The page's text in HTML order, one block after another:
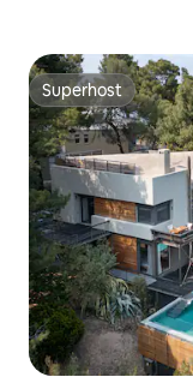
Superhost
Superhost